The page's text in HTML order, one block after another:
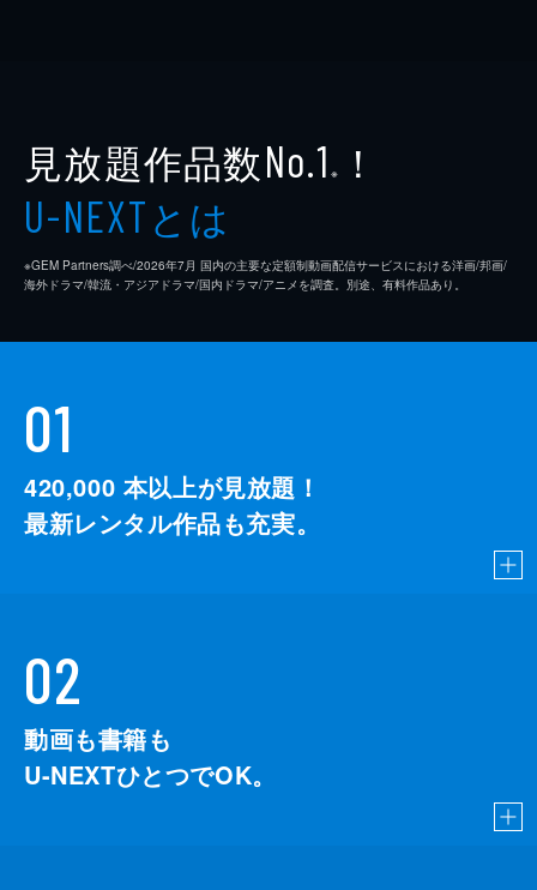
見放題作品数No.1 ※ ！
U-NEXTとは
※GEM Partners調べ/2026年7⽉ 国内の主要な定額制動画配信サービスにおける洋画/邦画/
海外ドラマ/韓流・アジアドラマ/国内ドラマ/アニメを調査。別途、有料作品あり。
01
420,000 本以上が見放題！
最新レンタル作品も充実。
02
動画も書籍も
U-NEXTひとつでOK。